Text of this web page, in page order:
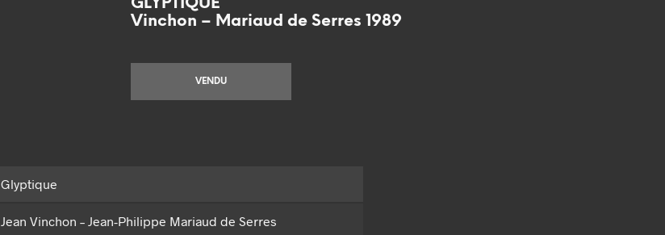
GLYPTIQUE
Vinchon – Mariaud de Serres 1989
VENDU
Glyptique
Jean Vinchon – Jean-Philippe Mariaud de Serres